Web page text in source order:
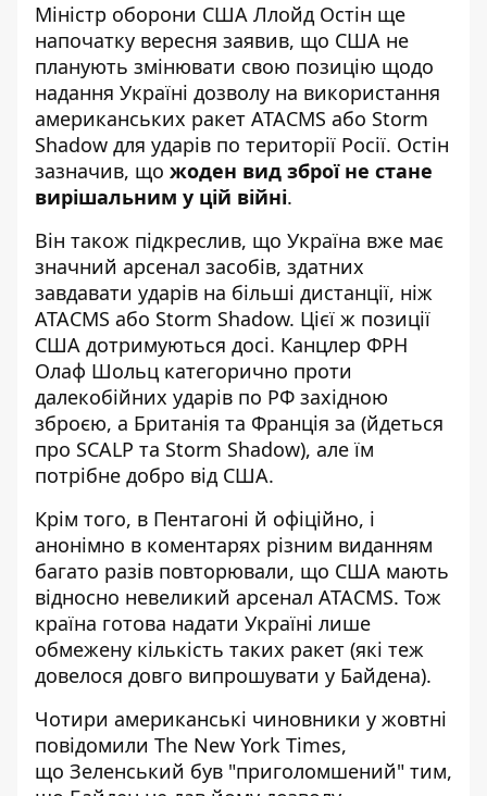
Міністр оборони США Ллойд Остін ще
напочатку вересня заявив, що США не
планують змінювати свою позицію щодо
надання Україні дозволу на використання
американських ракет ATACMS або Storm
Shadow для ударів по території Росії. Остін
зазначив, що жоден вид зброї не стане
вирішальним у цій війні.
Він також підкреслив, що Україна вже має
значний арсенал засобів, здатних
завдавати ударів на більші дистанції, ніж
ATACMS або Storm Shadow. Цієї ж позиції
США дотримуються досі. Канцлер ФРН
Олаф Шольц категорично проти
далекобійних ударів по РФ західною
зброєю, а Британія та Франція за (йдеться
про SCALP та Storm Shadow), але їм
потрібне добро від США.
Крім того, в Пентагоні й офіційно, і
анонімно в коментарях різним виданням
багато разів повторювали, що США мають
відносно невеликий арсенал ATACMS. Тож
країна готова надати Україні лише
обмежену кількість таких ракет (які теж
довелося довго випрошувати у Байдена).
Чотири американські чиновники у жовтні
повідомили The New York Times,
що Зеленський був "приголомшений" тим,